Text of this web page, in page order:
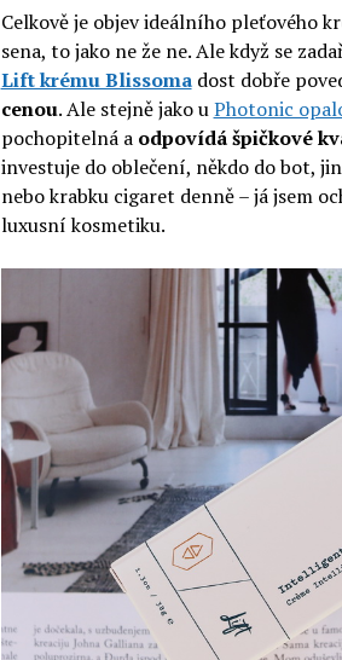
Celkově je objev ideálního pleťového
sena, to jako ne že ne. Ale když se
Lift krému Blissomadost dobře
cenou. Ale stejně jako uPhotonic
pochopitelná a odpovídá špičkové
investuje do oblečení, někdo do bot,
nebo krabku cigaret denně – já jsem
luxusní kosmetiku.